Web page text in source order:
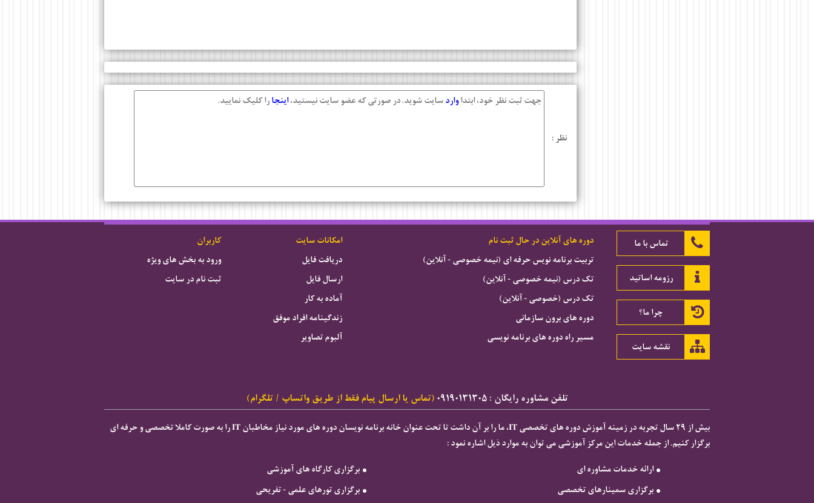
نظر :
جهت ثبت نظر خود، ابتداواردسایت شوید. در صورتی که عضو سایت نیستید،اینجارا کلیک نمایید.
تماس با ما
رزومه اساتید
چرا ما؟
نقشه سایت
دوره های آنلاین در حال ثبت نام
تربیت برنامه نویس حرفه ای (نیمه خصوصی - آنلاین)
تک درس (نیمه خصوصی - آنلاین)
تک درس (خصوصی - آنلاین)
دوره های برون سازمانی
مسیر راه دوره های برنامه نویسی
امکانات سایت
دریافت فایل
ارسال فایل
آماده به کار
زندگینامه افراد موفق
آلبوم تصاویر
کاربران
ورود به بخش های ویژه
ثبت نام در سایت
تلفن مشاوره رایگان : ۰۹۱۹۰۱۳۱۳۰۵ (تماس یا ارسال پیام فقط از طریق واتساپ / تلگرام)
برگزار کنیم. از جمله خدمات این مرکز آموزشی می توان به موارد ذیل اشاره نمود :
ارائه خدمات مشاوره ای
برگزاری كارگاه های آموزشی
برگزاری سمینارهای تخصصی
برگزاری تورهای علمی - تفریحی